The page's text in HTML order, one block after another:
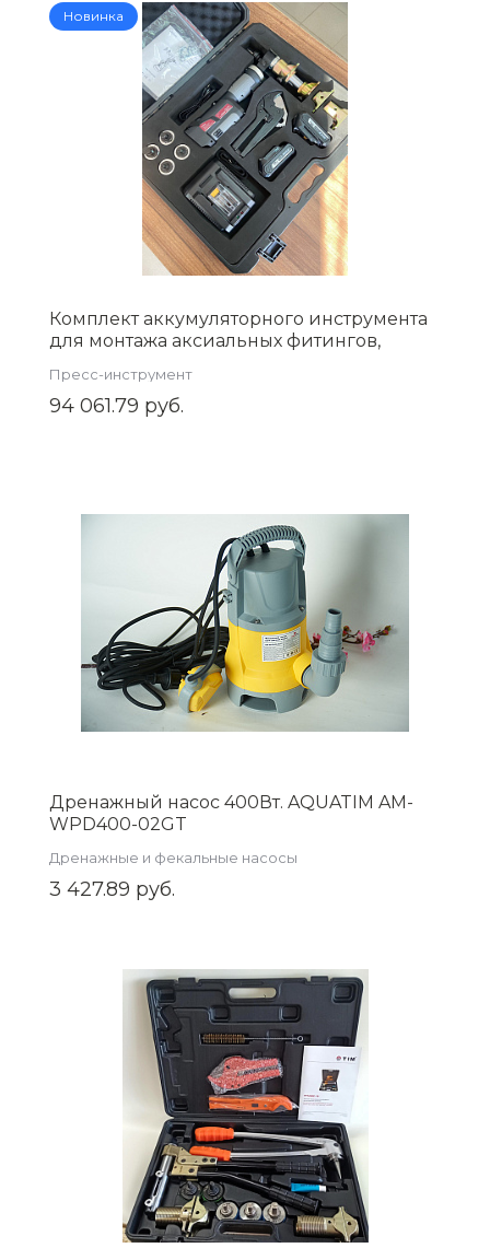
Новинка
Комплект аккумуляторного инструмента
для монтажа аксиальных фитингов,
Пресс-инструмент
94 061.79 руб.
Дренажный насос 400Вт. AQUATIM AM-
WPD400-02GT
Дренажные и фекальные насосы
3 427.89 руб.